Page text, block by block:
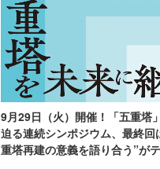
9月29日（火）開催！「五重塔
迫る連続シンポジウム、最終回
重塔再建の意義を語り合う”が